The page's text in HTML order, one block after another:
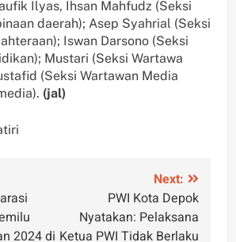
Ilyas, Ihsan Mahfudz (Seksi
daerah); Asep Syahrial (Seksi
Iswan Darsono (Seksi
Mustari (Seksi Wartawa
(Seksi Wartawan Media
(jal)
2024 di
Next:
PWI Kota Depok
Nyatakan: Pelaksana
Ketua PWI Tidak Berlaku